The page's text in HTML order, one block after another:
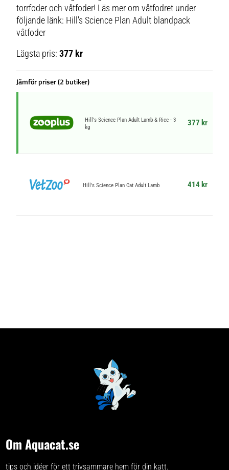
torrfoder och våtfoder! Läs mer om våtfodret under
följande länk: Hill's Science Plan Adult blandpack
våtfoder
Lägsta pris:377 kr
Jämför priser (2 butiker)
Hill's Science Plan Adult Lamb & Rice - 3
kg
377 kr
Hill's Science Plan Cat Adult Lamb 414 kr
Om Aquacat.se
tips och idéer för ett trivsammare hem för din katt.